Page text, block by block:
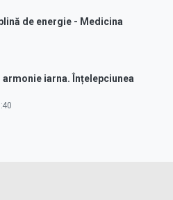
de energie - Medicina
iarna. Înțelepciunea